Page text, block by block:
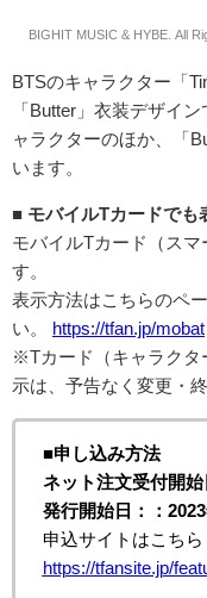
© BIGHIT MUSIC & HYBE. All
BTSのキャラクター「
「Butter」衣装デザイ
ャラクターのほか、「
います。
■ モバイルTカードでも
モバイルTカード（ス
す。
表示方法はこちらのペ
い。
https://tfan.jp/mobat
※Tカード（キャラクタ
示は、予告なく変更・
■申し込み方法
ネット注文受付開
発行開始日：：
申込サイトはこち
https://tfansite.jp/